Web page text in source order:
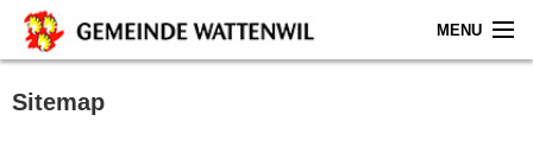
MENU
Home
Sitemap